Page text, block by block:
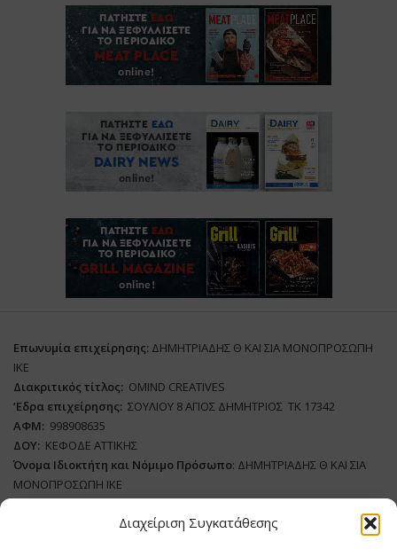
Διαχείριση Συγκατάθεσης
Επωνυμία επιχείρησης: ΔΗΜΗΤΡΙΑΔΗΣ Θ ΚΑΙ ΣΙΑ ΜΟΝΟΠΡΟΣΩΠΗ
ΙΚΕ
Διακριτικός τίτλος: ΟΜΙΝD CREATIVES
‘Eδρα επιχείρησης: ΣΟΥΛΙΟΥ 8 ΑΓΙΟΣ ΔΗΜΗΤΡΙΟΣ ΤΚ 17342
ΑΦΜ: 998908635
ΔΟΥ: ΚΕΦΟΔΕ ΑΤΤΙΚΗΣ
Όνομα Ιδιοκτήτη και Νόμιμο Πρόσωπο: ΔΗΜΗΤΡΙΑΔΗΣ Θ ΚΑΙ ΣΙΑ
ΜΟΝΟΠΡΟΣΩΠΗ ΙΚΕ
Διευθυντής Σύνταξης:ΑΘΑΝΑΣΙΟΣ ΑΝΤΩΝΙΟΥ